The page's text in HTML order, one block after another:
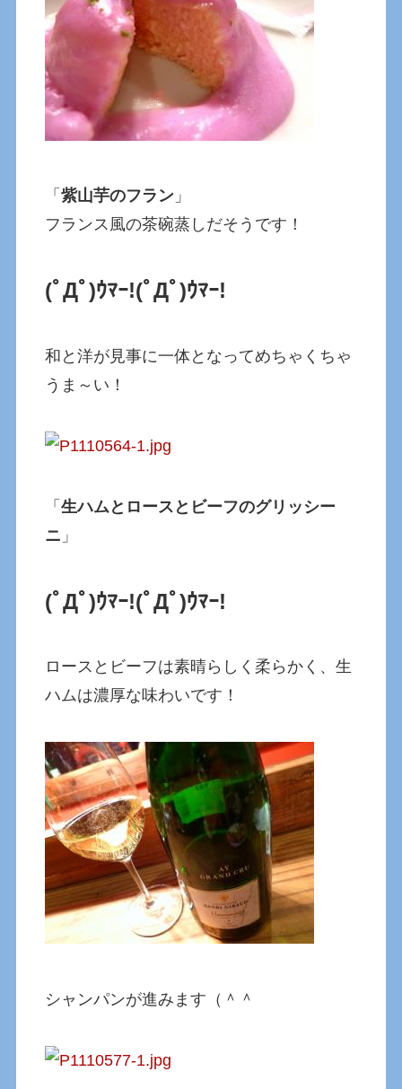
「紫山芋のフラン 」
フランス風の茶碗蒸しだそうです！
(ﾟДﾟ)ｳﾏｰ!(ﾟДﾟ)ｳﾏｰ!
和と洋が見事に一体となってめちゃくちゃ
うま～い！
「生ハムとロースとビーフのグリッシー
ニ 」
(ﾟДﾟ)ｳﾏｰ!(ﾟДﾟ)ｳﾏｰ!
ロースとビーフは素晴らしく柔らかく、生
ハムは濃厚な味わいです！
シャンパンが進みます（＾＾